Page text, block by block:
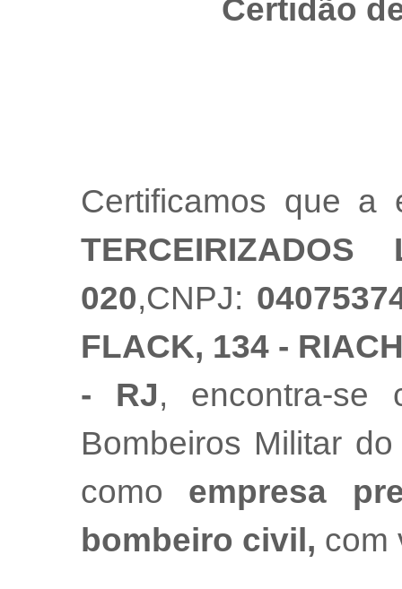
Certidão
Certificamos que a
TERCEIRIZADOS
020,CNPJ:
FLACK, 134 -
- RJ, encontra-se
Bombeiros Militar
como empresa
bombeiro civil, com